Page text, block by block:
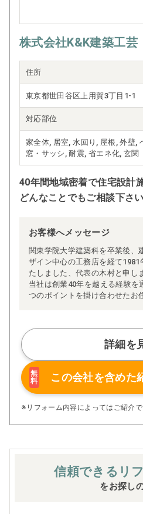
株式会社K&K建築工芸
住所
東京都世田谷区上用賀3丁目1-1
対応部位
家全体, 居室, 水回り, 屋根, 外壁,
窓・サッシ, 耐震, 省エネ化, 玄関
40年間地域密着で住宅設計
どんなことでもご相談下さい
お客様へメッセージ
関東学院大学建築科を卒業後、
ザイン中心の工務店を経て
たしました、代表の木村と申し
当社は創業40年を越える経験を
つのポイントを掛け合わせたお
1)デザイン性、耐久性とメンテ
をご提供いたします。
2)施工の無駄を無くし、仕入れ
をリーズナブルな価格でご提供
3)ご家族の安全を確保する為、
えたお住まいをご提供いたしま
4)一年を通じて快適な生活を送
性をお約束いたします。
詳細を
無
料
この会社を含めた
※リフォーム内容によってはご紹介で
信頼できる リ
をお探し